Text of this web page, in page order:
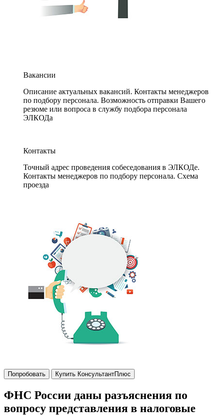
Вакансии
Описание актуальных вакансий. Контакты менеджеров
по подбору персонала. Возможность отправки Вашего
резюме или вопроса в службу подбора персонала
ЭЛКОДа
Контакты
Точный адрес проведения собеседования в ЭЛКОДе.
Контакты менеджеров по подбору персонала. Схема
проезда
Попробовать Купить КонсультантПлюс
ФНС России даны разъяснения по
вопросу представления в налоговые